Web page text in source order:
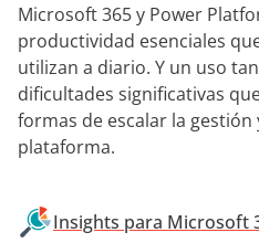
Microsoft 365 y Power
productividad esenciales
utilizan a diario. Y un uso
dificultades significativas
formas de escalar la gestión
plataforma.
Insights para Microsoft